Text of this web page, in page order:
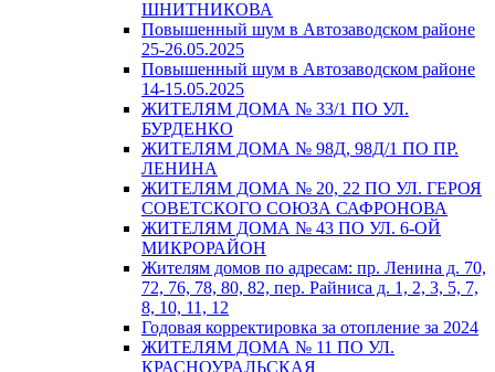
ШНИТНИКОВА
Повышенный шум в Автозаводском районе
25-26.05.2025
Повышенный шум в Автозаводском районе
14-15.05.2025
ЖИТЕЛЯМ ДОМА № 33/1 ПО УЛ.
БУРДЕНКО
ЖИТЕЛЯМ ДОМА № 98Д, 98Д/1 ПО ПР.
ЛЕНИНА
ЖИТЕЛЯМ ДОМА № 20, 22 ПО УЛ. ГЕРОЯ
СОВЕТСКОГО СОЮЗА САФРОНОВА
ЖИТЕЛЯМ ДОМА № 43 ПО УЛ. 6-ОЙ
МИКРОРАЙОН
Жителям домов по адресам: пр. Ленина д. 70,
72, 76, 78, 80, 82, пер. Райниса д. 1, 2, 3, 5, 7,
8, 10, 11, 12
Годовая корректировка за отопление за 2024
ЖИТЕЛЯМ ДОМА № 11 ПО УЛ.
КРАСНОУРАЛЬСКАЯ